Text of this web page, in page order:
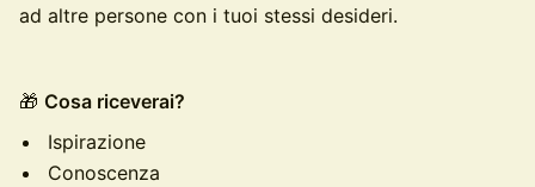
ad altre persone con i tuoi stessi desideri.
🎁 Cosa riceverai?
Ispirazione
Conoscenza